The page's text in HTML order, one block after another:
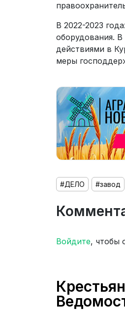
В 2022-2023
оборудования.
действиями в
меры
#ДЕЛО #завод
Войдите, чтобы